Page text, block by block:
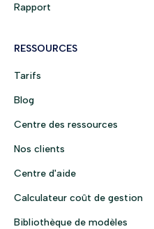
Rapport
RESSOURCES
Tarifs
Blog
Centre des ressources
Nos clients
Centre d'aide
Calculateur coût de gestion
Bibliothèque de modèles